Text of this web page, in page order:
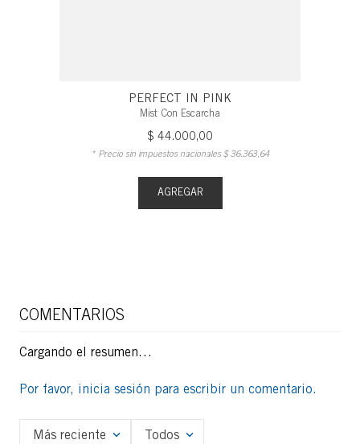
PERFECT IN PINK
Mist Con Escarcha
$ 44.000,00
* Precio sin impuestos nacionales $ 36.363, 64
AGREGAR
COMENTARIOS
Cargando el resumen…
Por favor, inicia sesión para escribir un comentario.
Más reciente Todos